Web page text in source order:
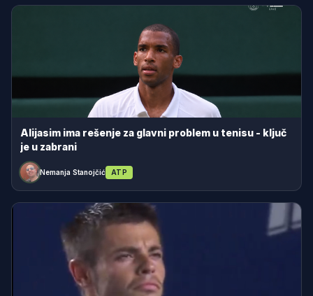
Alijasim ima rešenje za glavni problem u tenisu - ključ
je u zabrani
Nemanja Stanojčić ATP